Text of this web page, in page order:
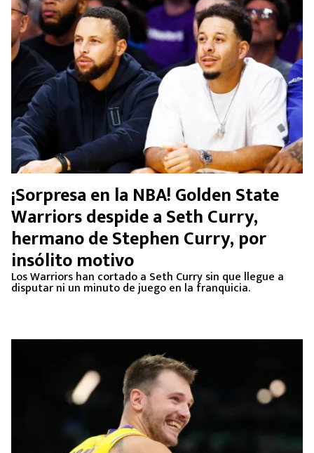
¡Sorpresa en la NBA! Golden State
Warriors despide a Seth Curry,
hermano de Stephen Curry, por
insólito motivo
Los Warriors han cortado a Seth Curry sin que llegue a
disputar ni un minuto de juego en la franquicia.